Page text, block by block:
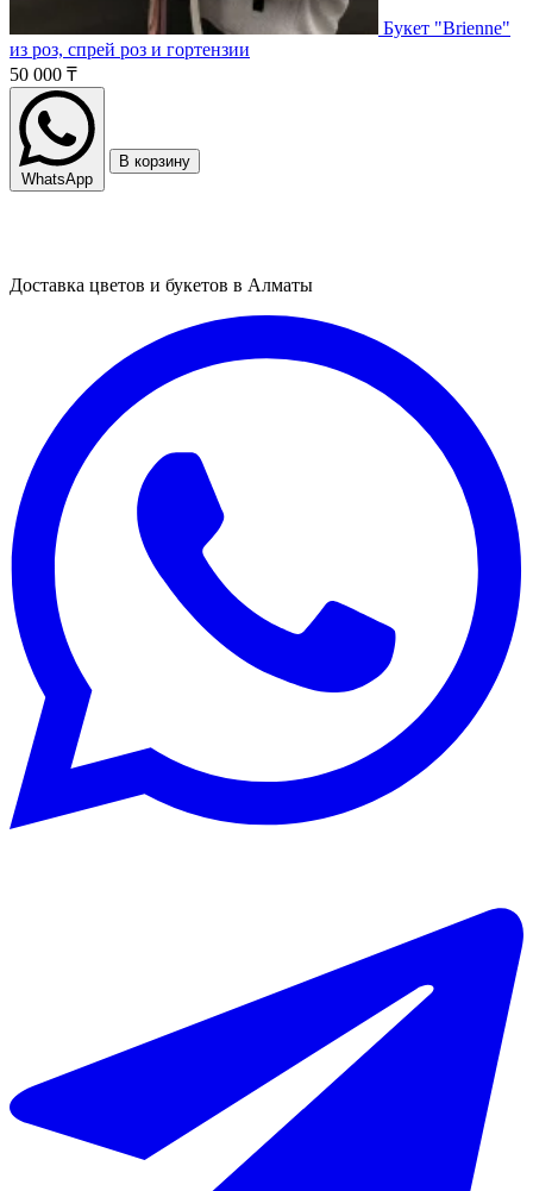
Букет "Brienne"
из роз, спрей роз и гортензии
50 000 ₸
WhatsApp
В корзину
Доставка цветов и букетов в Алматы